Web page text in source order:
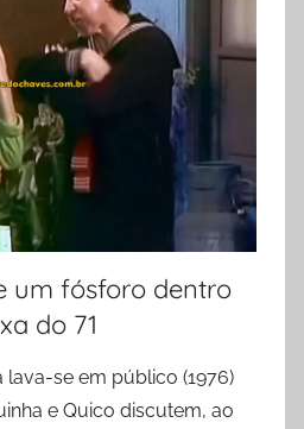
um fósforo dentro
do 71
lava-se em público (1976)
e Quico discutem, ao